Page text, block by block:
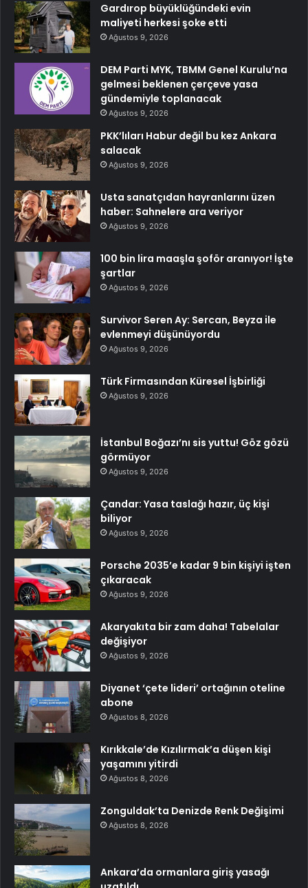
Gardırop büyüklüğündeki evin
maliyeti herkesi şoke etti
Ağustos 9, 2026
DEM Parti MYK, TBMM Genel Kurulu’na
gelmesi beklenen çerçeve yasa
gündemiyle toplanacak
Ağustos 9, 2026
PKK’lıları Habur değil bu kez Ankara
salacak
Ağustos 9, 2026
Usta sanatçıdan hayranlarını üzen
haber: Sahnelere ara veriyor
Ağustos 9, 2026
100 bin lira maaşla şoför aranıyor! İşte
şartlar
Ağustos 9, 2026
Survivor Seren Ay: Sercan, Beyza ile
evlenmeyi düşünüyordu
Ağustos 9, 2026
Türk Firmasından Küresel İşbirliği
Ağustos 9, 2026
İstanbul Boğazı’nı sis yuttu! Göz gözü
görmüyor
Ağustos 9, 2026
Çandar: Yasa taslağı hazır, üç kişi
biliyor
Ağustos 9, 2026
Porsche 2035’e kadar 9 bin kişiyi işten
çıkaracak
Ağustos 9, 2026
Akaryakıta bir zam daha! Tabelalar
değişiyor
Ağustos 9, 2026
Diyanet ‘çete lideri’ ortağının oteline
abone
Ağustos 8, 2026
Kırıkkale’de Kızılırmak’a düşen kişi
yaşamını yitirdi
Ağustos 8, 2026
Zonguldak’ta Denizde Renk Değişimi
Ağustos 8, 2026
Ankara’da ormanlara giriş yasağı